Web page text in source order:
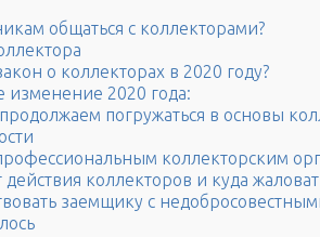
общаться с коллекторами?
о коллекторах в 2020 году?
изменение 2020 года:
погружаться в основы
коллекторским
действия коллекторов и куда
заемщику с